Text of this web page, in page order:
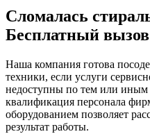
Сломалась
Бесплатный
Наша компания готова
техники, если услуги
недоступны по тем или
квалификация персонала
оборудованием позволяет
результат работы.